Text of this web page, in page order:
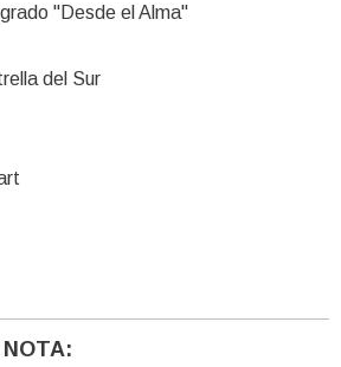
"Desde el Alma"
del Sur